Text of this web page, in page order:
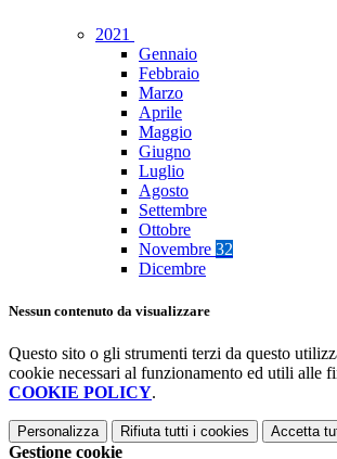
2021
Gennaio
Febbraio
Marzo
Aprile
Maggio
Giugno
Luglio
Agosto
Settembre
Ottobre
Novembre 32
Dicembre
Nessun contenuto da visualizzare
Questo sito o gli strumenti terzi da questo
cookie necessari al funzionamento ed utili alle
COOKIE POLICY.
Personalizza Rifiuta tutti i cookies Accetta
Gestione cookie